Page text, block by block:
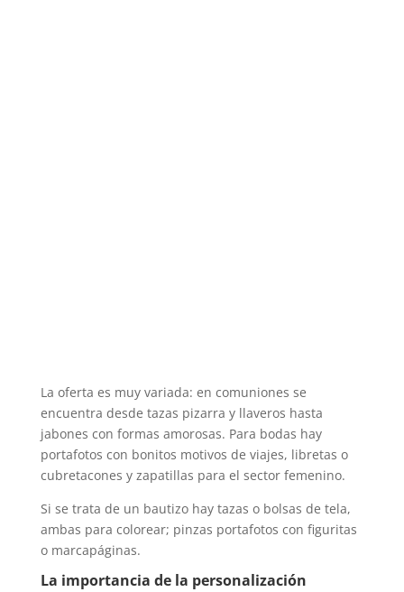
La oferta es muy variada: en comuniones se
encuentra desde tazas pizarra y llaveros hasta
jabones con formas amorosas. Para bodas hay
portafotos con bonitos motivos de viajes, libretas o
cubretacones y zapatillas para el sector femenino.
Si se trata de un bautizo hay tazas o bolsas de tela,
ambas para colorear; pinzas portafotos con figuritas
o marcapáginas.
La importancia de la personalización